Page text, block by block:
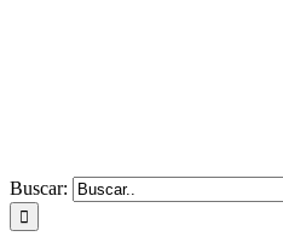
Buscar: